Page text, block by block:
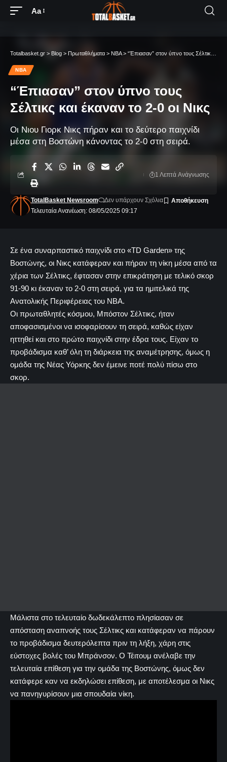
Aa
Totalbasket.gr > Blog > Πρωταθλήματα > NBA> “Έπιασαν” στον ύπνο τους Σέλτικς και έκαναν το 2-0 οι Νικς
NBA
“Έπιασαν” στον ύπνο τους
Σέλτικς και έκαναν το 2-0 οι Νικς
Οι Νιου Γιορκ Νικς πήραν και το δεύτερο παιχνίδι
μέσα στη Βοστώνη κάνοντας το 2-0 στη σειρά.
Τελευταία Ανανέωση: 08/05/2025 09:17
TotalBasket Newsroom Δεν υπάρχουν Σχόλια
1 Λεπτά Aνάγνωσης
Σε ένα συναρπαστικό παιχνίδι στο «TD Garden» της
Βοστώνης, οι Νικς κατάφεραν και πήραν τη νίκη μέσα από τα
χέρια των Σέλτικς, έφτασαν στην επικράτηση με τελικό σκορ
91-90 κι έκαναν το 2-0 στη σειρά, για τα ημιτελικά της
Ανατολικής Περιφέρειας του NBA.
Οι πρωταθλητές κόσμου, Μπόστον Σέλτικς, ήταν
αποφασισμένοι να ισοφαρίσουν τη σειρά, καθώς είχαν
ηττηθεί και στο πρώτο παιχνίδι στην έδρα τους. Είχαν το
προβάδισμα καθ’ όλη τη διάρκεια της αναμέτρησης, όμως η
ομάδα της Νέας Υόρκης δεν έμεινε ποτέ πολύ πίσω στο
σκορ.
Μάλιστα στο τελευταίο δωδεκάλεπτο πλησίασαν σε
απόσταση αναπνοής τους Σέλτικς και κατάφεραν να πάρουν
το προβάδισμα δευτερόλεπτα πριν τη λήξη, χάρη στις
εύστοχες βολές του Μπράνσον. Ο Τέιτουμ ανέλαβε την
τελευταία επίθεση για την ομάδα της Βοστώνης, όμως δεν
κατάφερε καν να εκδηλώσει επίθεση, με αποτέλεσμα οι Νικς
να πανηγυρίσουν μια σπουδαία νίκη.